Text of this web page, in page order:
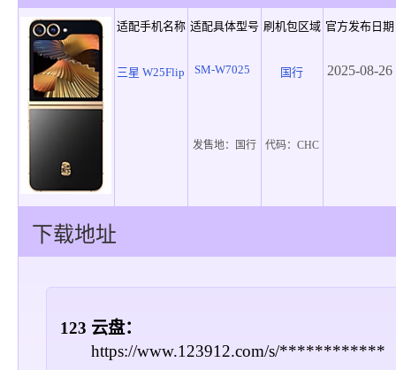
适配手机名称 适配具体型号 刷机包区域 官方发布日期
三星 W25Flip SM-W7025 国行 2025-08-26
发售地： 国行 代码： CHC
下载地址
123 云盘：
https://www.123912.com/s/************